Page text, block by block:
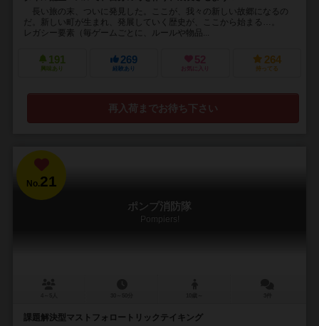
長い旅の末、ついに発見した。ここが、我々の新しい故郷になるの
だ。新しい町が生まれ、発展していく歴史が、ここから始まる…。
レガシー要素（毎ゲームごとに、ルールや物品...
191
興味あり
269
経験あり
52
お気に入り
264
持ってる
再入荷までお待ち下さい
No.21
ポンプ消防隊
Pompiers!
課題解決型マストフォロートリックテイキング